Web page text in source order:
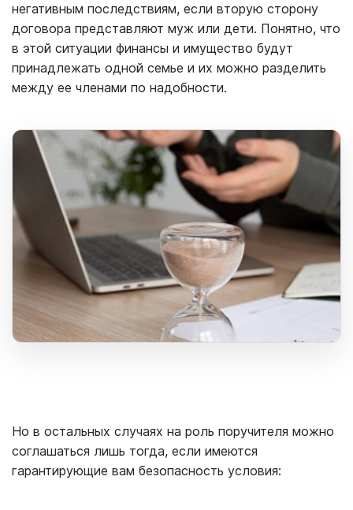
негативным последствиям, если вторую сторону
договора представляют муж или дети. Понятно, что
в этой ситуации финансы и имущество будут
принадлежать одной семье и их можно разделить
между ее членами по надобности.
Но в остальных случаях на роль поручителя можно
соглашаться лишь тогда, если имеются
гарантирующие вам безопасность условия: